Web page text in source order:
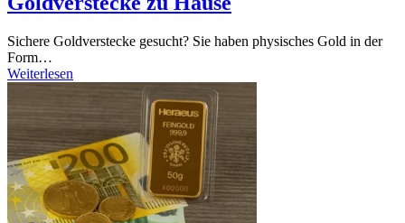
Sichere Goldverstecke gesucht? Sie haben physisches Gold in der
Form…
Weiterlesen